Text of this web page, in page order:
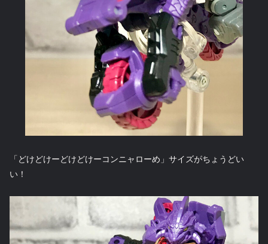
「どけどけーどけどけーコンニャローめ」サイズがちょうどい
い！